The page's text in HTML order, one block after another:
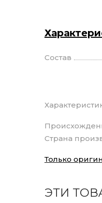
Состав
Страна
Только
ЭТИ